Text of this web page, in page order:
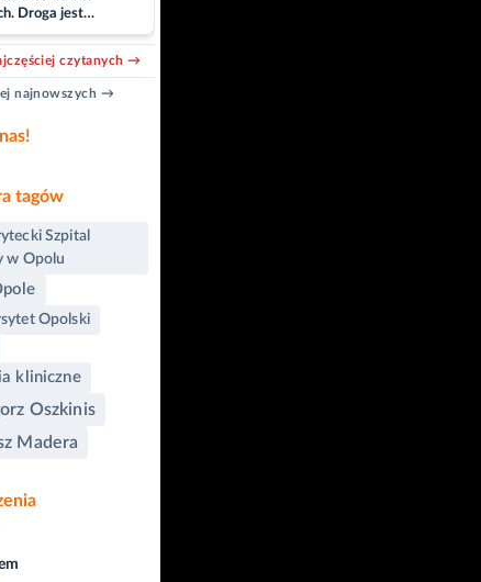
Droga jest
czytanych →
najnowszych →
tagów
Szpital
w Opolu
Opolski
kliniczne
Oszkinis
Madera